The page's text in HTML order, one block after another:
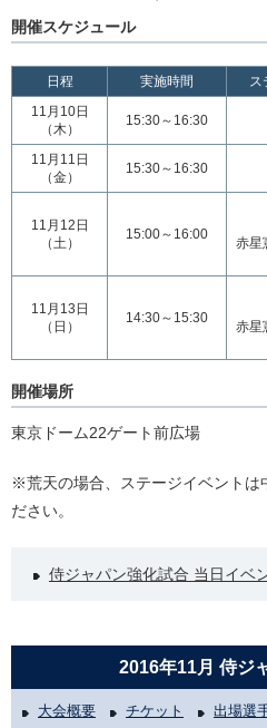
開催スケジュール
日程 実施時間 ス
11月10日
（木）
15:30～16:30
11月11日
（金）
15:30～16:30
11月12日
（土）
15:00～16:00
赤星
11月13日
（日）
14:30～15:30
赤星
開催場所
東京ドーム22ゲート前広場
※荒天の場合、ステージイベントは
ださい。
侍ジャパン強化試合 当日イベ
2016年11月 侍ジ
大会概要 チケット 出場選